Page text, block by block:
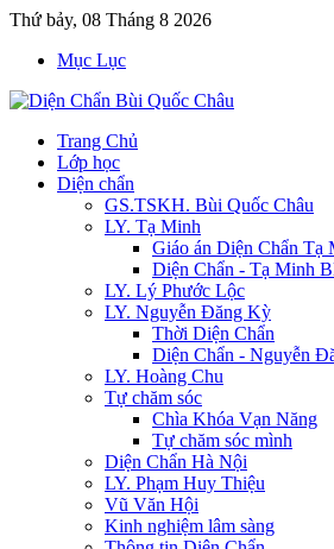
Thứ bảy, 08 Tháng 8 2026
Mục Lục
Trang Chủ
Lớp học
Diện chẩn
GS.TSKH. Bùi Quốc Châu
LY. Tạ Minh
Giáo án Diện Chẩn Tạ
Diện Chẩn - Tạ Minh
LY. Lý Phước Lộc
LY. Nguyễn Đăng Kỳ
Thời Diện Chẩn
Diện Chẩn - Nguyễn
LY. Hoàng Chu
Tự chăm sóc
Chìa Khóa Vạn Năng
Tự chăm sóc mình
Diện Chẩn Hà Nội
LY. Phạm Huy Thiệu
Vũ Văn Hội
Kinh nghiệm lâm sàng